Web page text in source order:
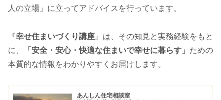
人の立場」に立ってアドバイスを行っています。
『幸せ住まいづくり講座 』は、その知見と実務経験をもと
に、
「安全・安心・快適な住まいで幸せに暮らす」 ための
本質的な情報をわかりやすくお届けします。
あんしん住宅相談室